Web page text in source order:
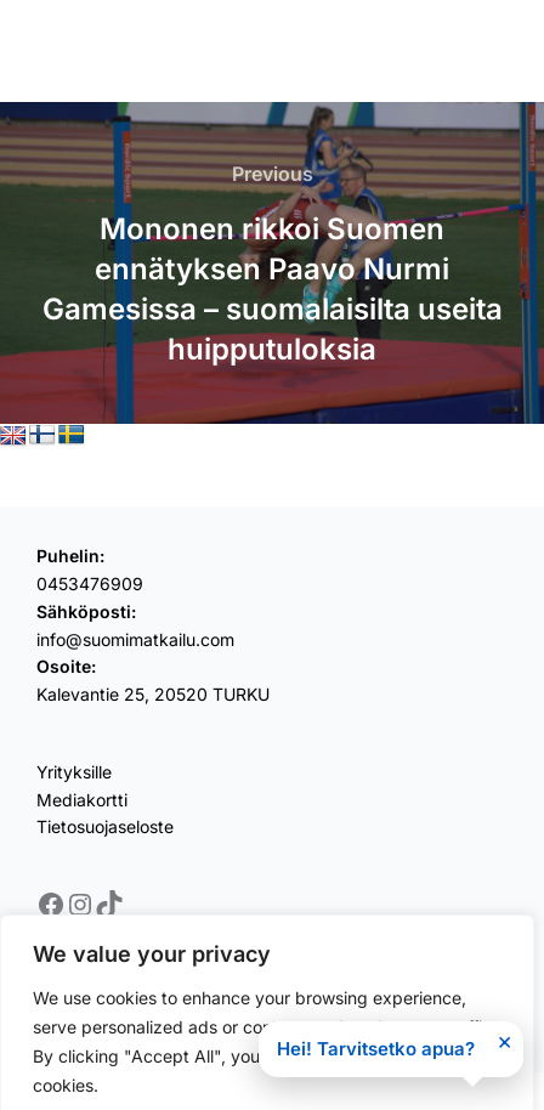
We value your privacy
We use cookies to enhance your browsing experience,
serve personalized ads or content, and analyze our traffic.
By clicking "Accept All", you consent to our use of
cookies.
Artikkelien
selaus
Previous
Previous
Mononen rikkoi Suomen
ennätyksen Paavo Nurmi
Gamesissa – suomalaisilta useita
huipputuloksia
Puhelin:
0453476909
Sähköposti:
info@suomimatkailu.com
Osoite:
Kalevantie 25, 20520 TURKU
Yrityksille
Mediakortti
Tietosuojaseloste
Facebook
Instagram
TikTok
Copyright © 2026 Suomimatkailu
Hei! Tarvitsetko apua? ×